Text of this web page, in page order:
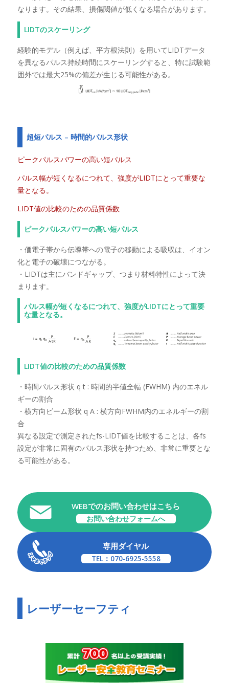
なります。その結果、損傷閾値が低くなる場合があります。
LIDTのスケーリング
経験的モデル（例えば、平方根法則）を用いてLIDTデータ
を異なるパルス持続時間にスケーリングすると、特に試験範
囲外では最大25%の偏差が生じる可能性がある。
超短パルス – 時間的パルス形状
ピークパルスパワーの高い短パルス
パルス幅が短くなるにつれて、強度がLIDTにとって重要な
量となる。
LIDT値の比較のための品質係数
ピークパルスパワーの高い短パルス
・価電子帯から伝導帯への電子の移動による吸収は、イオン
化と電子の破壊につながる。
・LIDTは主にバンドギャップ、つまり材料特性によって決
まります。
パルス幅が短くなるにつれて、強度がLIDTにとって重要
な量となる。
LIDT値の比較のための品質係数
・時間パルス形状 q t : 時間的半値全幅 (FWHM) 内のエネル
ギーの割合
・横方向ビーム形状 q A : 横方向FWHM内のエネルギーの割
合
異なる設定で測定されたfs-LIDT値を比較することは、各fs
設定が非常に固有のパルス形状を持つため、非常に重要とな
る可能性がある。
WEBでのお問い合わせはこちら
お問い合わせフォームへ
専用ダイヤル
TEL：070-6925-5558
レーザーセーフティ